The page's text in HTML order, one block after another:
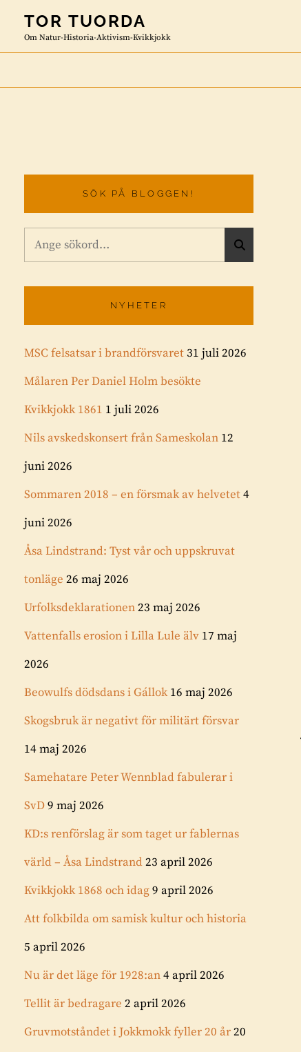
content
TOR TUORDA
Om Natur-Historia-Aktivism-Kvikkjokk
SÖK PÅ BLOGGEN!
efter:
NYHETER
MSC felsatsar i brandförsvaret 31 juli 2026
Målaren Per Daniel Holm besökte
Kvikkjokk 1861 1 juli 2026
Nils avskedskonsert från Sameskolan 12
juni 2026
Sommaren 2018 – en försmak av helvetet4
juni 2026
Åsa Lindstrand: Tyst vår och uppskruvat
tonläge 26 maj 2026
Urfolksdeklarationen23 maj 2026
Vattenfalls erosion i Lilla Lule älv 17 maj
2026
Beowulfs dödsdans i Gállok 16 maj 2026
Skogsbruk är negativt för militärt försvar
14 maj 2026
Samehatare Peter Wennblad fabulerar i
SvD9 maj 2026
KD:s renförslag är som taget ur fablernas
värld – Åsa Lindstrand23 april 2026
Kvikkjokk 1868 och idag9 april 2026
Att folkbilda om samisk kultur och historia
5 april 2026
Nu är det läge för 1928:an4 april 2026
Tellit är bedragare 2 april 2026
Gruvmotståndet i Jokkmokk fyller 20 år20